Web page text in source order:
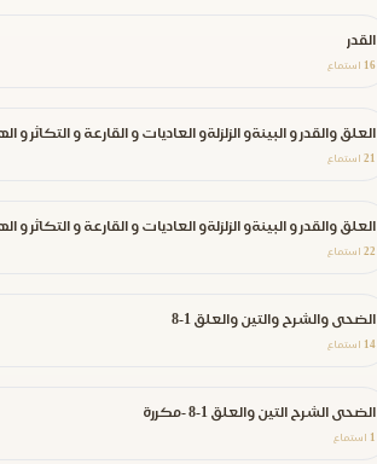
القدر
16 استماع
العلق والقدر و البينةو الزلزلةو العاديات و القارعة و
21 استماع
العلق والقدر و البينةو الزلزلةو العاديات و القارعة و التكاثر
22 استماع
الضحى والشرح والتين والعلق 1-8
14 استماع
الضحى الشرح التين والعلق 1-8 -مكررة
1 استماع